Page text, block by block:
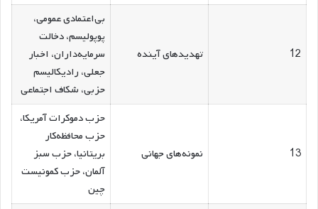
12 تهدیدهای آینده
بی‌اعتمادی عمومی،
پوپولیسم، دخالت
سرمایه‌داران، اخبار
جعلی، رادیکالیسم
حزبی، شکاف اجتماعی
13 نمونه‌های جهانی
حزب دموکرات آمریکا،
حزب محافظه‌کار
بریتانیا، حزب سبز
آلمان، حزب کمونیست
چین